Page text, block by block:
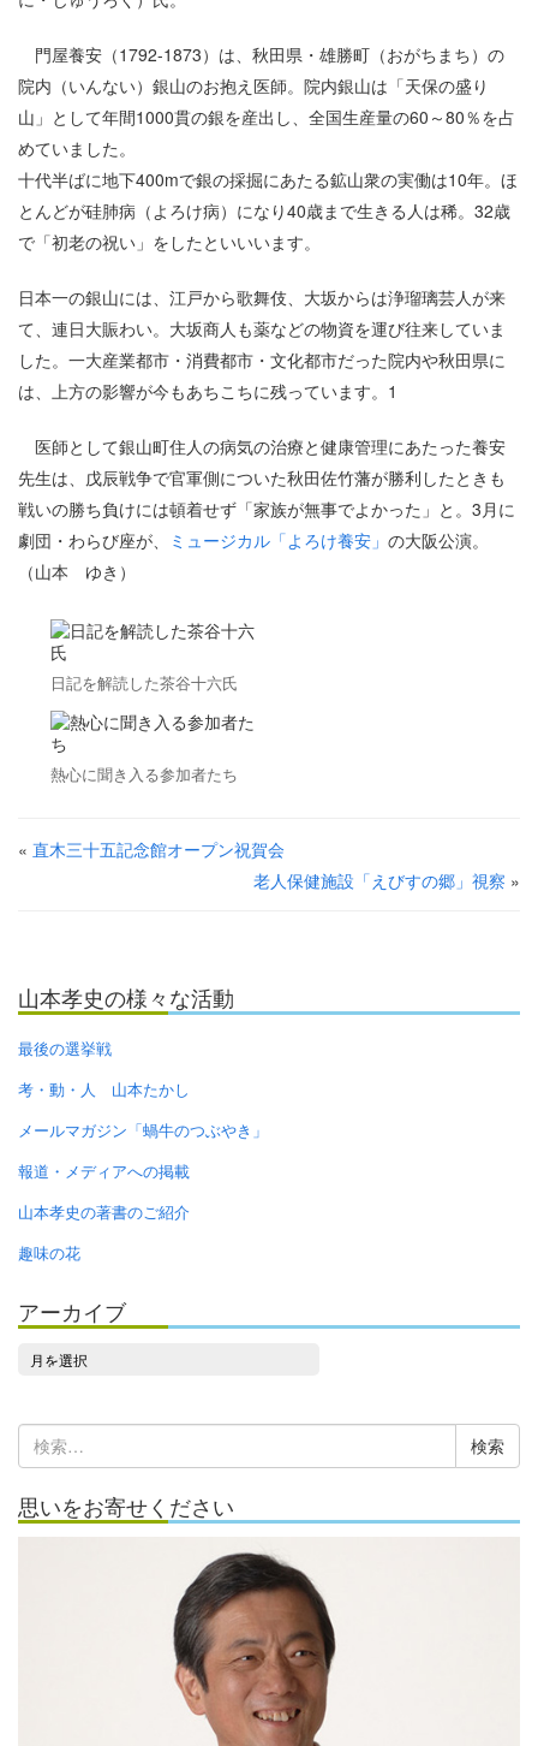
門屋養安（1792-1873）は、秋田県・雄勝町（おがちまち）の
院内（いんない）銀山のお抱え医師。院内銀山は「天保の盛り
山」として年間1000貫の銀を産出し、全国生産量の60～80％を占
めていました。
十代半ばに地下400mで銀の採掘にあたる鉱山衆の実働は10年。ほ
とんどが硅肺病（よろけ病）になり40歳まで生きる人は稀。32歳
で「初老の祝い」をしたといいいます。
日本一の銀山には、江戸から歌舞伎、大坂からは浄瑠璃芸人が来
て、連日大賑わい。大坂商人も薬などの物資を運び往来していま
した。一大産業都市・消費都市・文化都市だった院内や秋田県に
は、上方の影響が今もあちこちに残っています。1
医師として銀山町住人の病気の治療と健康管理にあたった養安
先生は、戊辰戦争で官軍側についた秋田佐竹藩が勝利したときも
戦いの勝ち負けには頓着せず「家族が無事でよかった」と。3月に
劇団・わらび座が、
ミュージカル「よろけ養安」 の大阪公演。
（山本 ゆき）
日記を解読した茶谷十六氏
熱心に聞き入る参加者たち
« 直木三十五記念館オープン祝賀会
老人保健施設「えびすの郷」視察 »
山本孝史の様々な活動
最後の選挙戦
考・動・人 山本たかし
メールマガジン「蝸牛のつぶやき」
報道・メディアへの掲載
山本孝史の著書のご紹介
趣味の花
アーカイブ
カ
索:
思いをお寄せください